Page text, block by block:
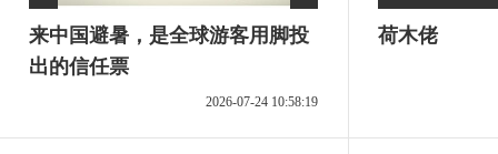
来中国避暑，是全球游客用脚投
出的信任票
2026-07-24 10:58:19
荷木佬